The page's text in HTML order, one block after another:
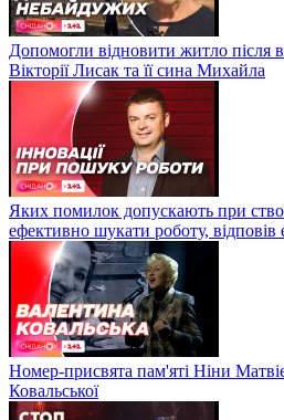
Допомогли відновити житло після
Вікторії Лисак та її сина Михайла
Яких помилок допускають при
ефективно шукати роботу, відповів
Номер-присвята пам'яті Ніни
Ковальської